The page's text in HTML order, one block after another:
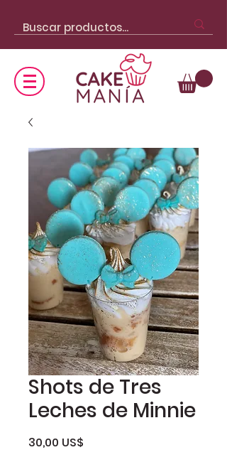
Shots de Tres
Leches de Minnie
30,00 US$